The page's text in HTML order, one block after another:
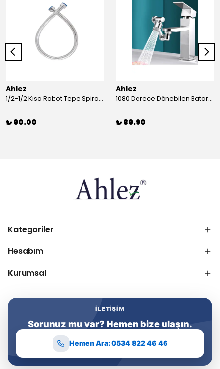
Ahlez
1/2-1/2 Kısa Robot Tepe Spiral Duş Hortumu 60cm
₺ 90.00
Ahlez
1080 Derece Dönebilen Batarya Musluk Başlığı Krom Batarya 2 Fonksiyonlu Musluk Başlığı
₺ 89.90
Kategoriler
Hesabım
Kurumsal
İLETIŞIM
Sorunuz mu var? Hemen bize ulaşın.
Hemen Ara: 0534 822 46 46